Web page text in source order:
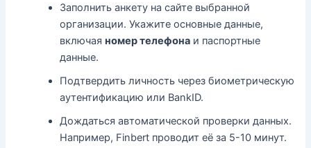
Заполнить анкету на сайте выбранной
организации. Укажите основные данные,
включаяномер телефона и паспортные
данные.
Подтвердить личность через биометрическую
аутентификацию или BankID.
Дождаться автоматической проверки данных.
Например, Finbert проводит её за 5-10 минут.